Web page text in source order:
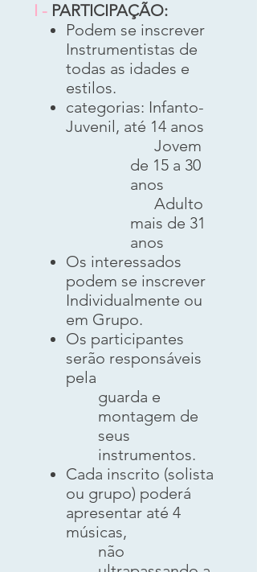
I - PARTICIPAÇÃO:
Podem se inscrever
Instrumentistas de
todas as idades e
estilos.
categorias: Infanto-
Juvenil, até 14 anos
Jovem
de 15 a 30
anos
Adulto
mais de 31
anos
Os interessados
podem se inscrever
Individualmente ou
em Grupo.
Os participantes
serão responsáveis
pela
guarda e
montagem de
seus
instrumentos.
Cada inscrito (solista
ou grupo) poderá
apresentar até 4
músicas,
não